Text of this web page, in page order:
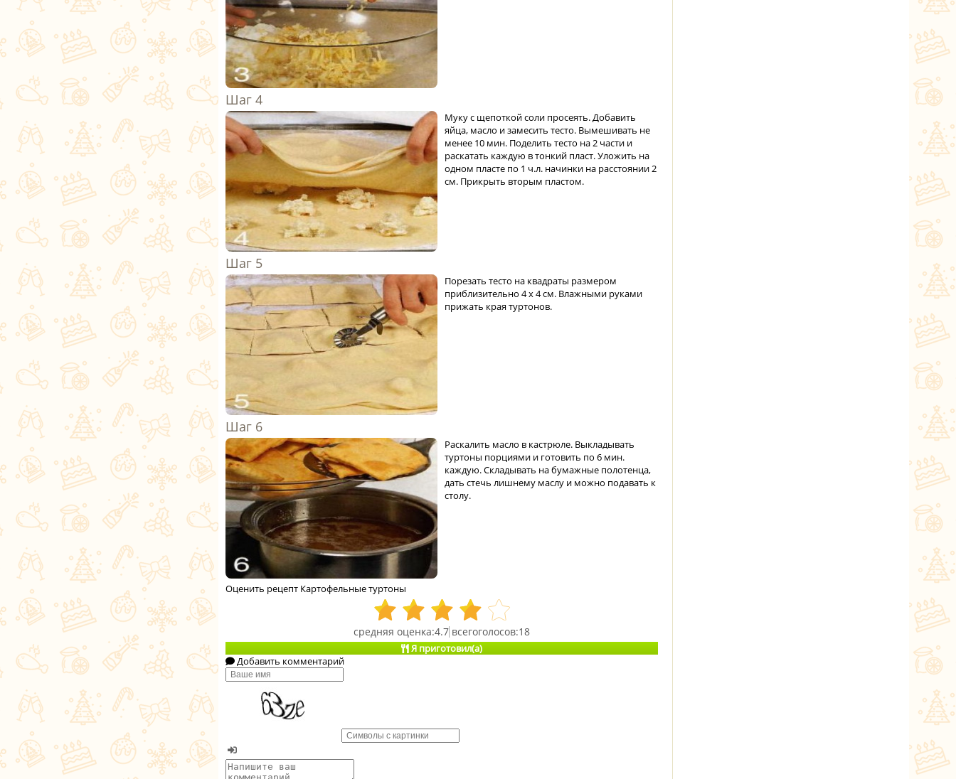
Муку с щепоткой соли просеять. Добавить
яйца, масло и замесить тесто. Вымешивать не
менее 10 мин. Поделить тесто на 2 части и
раскатать каждую в тонкий пласт. Уложить на
одном пласте по 1 ч.л. начинки на расстоянии 2
см. Прикрыть вторым пластом.
Порезать тесто на квадраты размером
приблизительно 4 х 4 см. Влажными руками
прижать края туртонов.
Раскалить масло в кастрюле. Выкладывать
туртоны порциями и готовить по 6 мин.
каждую. Складывать на бумажные полотенца,
дать стечь лишнему маслу и можно подавать к
столу.
Оценить рецепт Картофельные туртоны
4.7 18
Я приготовил(а)
Добавить комментарий